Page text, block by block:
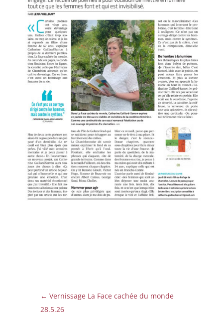
← Vernissage La Face cachée du monde
28.5.26